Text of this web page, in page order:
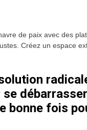
de paix avec des
Créez un espace
bonne fois